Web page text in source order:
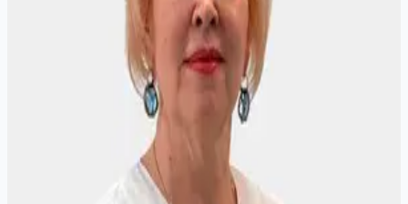
Записаться на приём
Аккредитация
Cведения об аккредитации: 7725 032811582
ФГБОУ ДПО РМАНПО Минздрава России, по
специальности "Гастроэнтерология". Действует
до 22 апреля 2030 г.